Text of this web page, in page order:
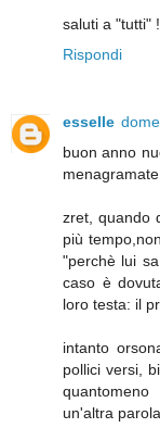
saluti a "tutti" !
Rispondi
esselle
buon anno
zret, quando
più
"perchè lui
caso è
loro testa: il
intanto
pollici versi,
un'altra